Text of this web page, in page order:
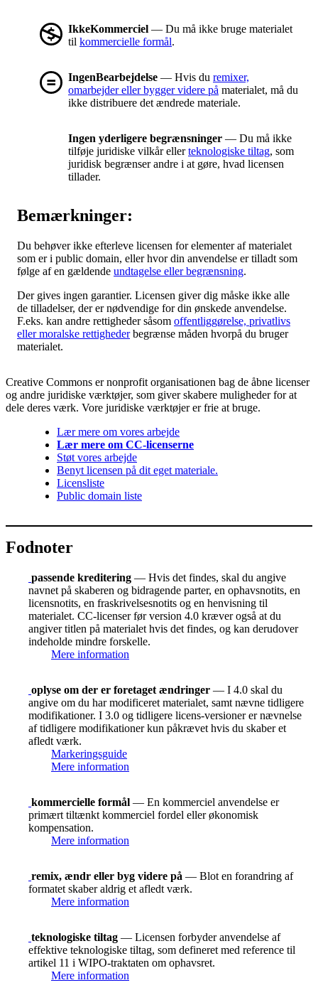
IkkeKommerciel — Du må ikke bruge materialet
til kommercielle formål.
IngenBearbejdelse — Hvis du remixer,
omarbejder eller bygger videre på materialet, må du
ikke distribuere det ændrede materiale.
Ingen yderligere begrænsninger — Du må ikke
tilføje juridiske vilkår ellerteknologiske tiltag, som
juridisk begrænser andre i at gøre, hvad licensen
tillader.
Bemærkninger:
Du behøver ikke efterleve licensen for elementer af materialet
som er i public domain, eller hvor din anvendelse er tilladt som
følge af en gældende undtagelse eller begrænsning.
Der gives ingen garantier. Licensen giver dig måske ikke alle
de tilladelser, der er nødvendige for din ønskede anvendelse.
F.eks. kan andre rettigheder såsom offentliggørelse, privatlivs
eller moralske rettighederbegrænse måden hvorpå du bruger
materialet.
Creative Commons er nonprofit organisationen bag de åbne licenser
og andre juridiske værktøjer, som giver skabere muligheder for at
dele deres værk. Vore juridiske værktøjer er frie at bruge.
Lær mere om vores arbejde
Lær mere om CC-licenserne
Støt vores arbejde
Benyt licensen på dit eget materiale.
Licensliste
Public domain liste
Fodnoter
passende kreditering — Hvis det findes, skal du angive
navnet på skaberen og bidragende parter, en ophavsnotits, en
licensnotits, en fraskrivelsesnotits og en henvisning til
materialet. CC-licenser før version 4.0 kræver også at du
angiver titlen på materialet hvis det findes, og kan derudover
indeholde mindre forskelle.
Mere information
oplyse om der er foretaget ændringer — I 4.0 skal du
angive om du har modificeret materialet, samt nævne tidligere
modifikationer. I 3.0 og tidligere licens-versioner er nævnelse
af tidligere modifikationer kun påkrævet hvis du skaber et
afledt værk.
Markeringsguide
Mere information
kommercielle formål — En kommerciel anvendelse er
primært tiltænkt kommerciel fordel eller økonomisk
kompensation.
Mere information
remix, ændr eller byg videre på — Blot en forandring af
formatet skaber aldrig et afledt værk.
Mere information
teknologiske tiltag — Licensen forbyder anvendelse af
effektive teknologiske tiltag, som defineret med reference til
artikel 11 i WIPO-traktaten om ophavsret.
Mere information